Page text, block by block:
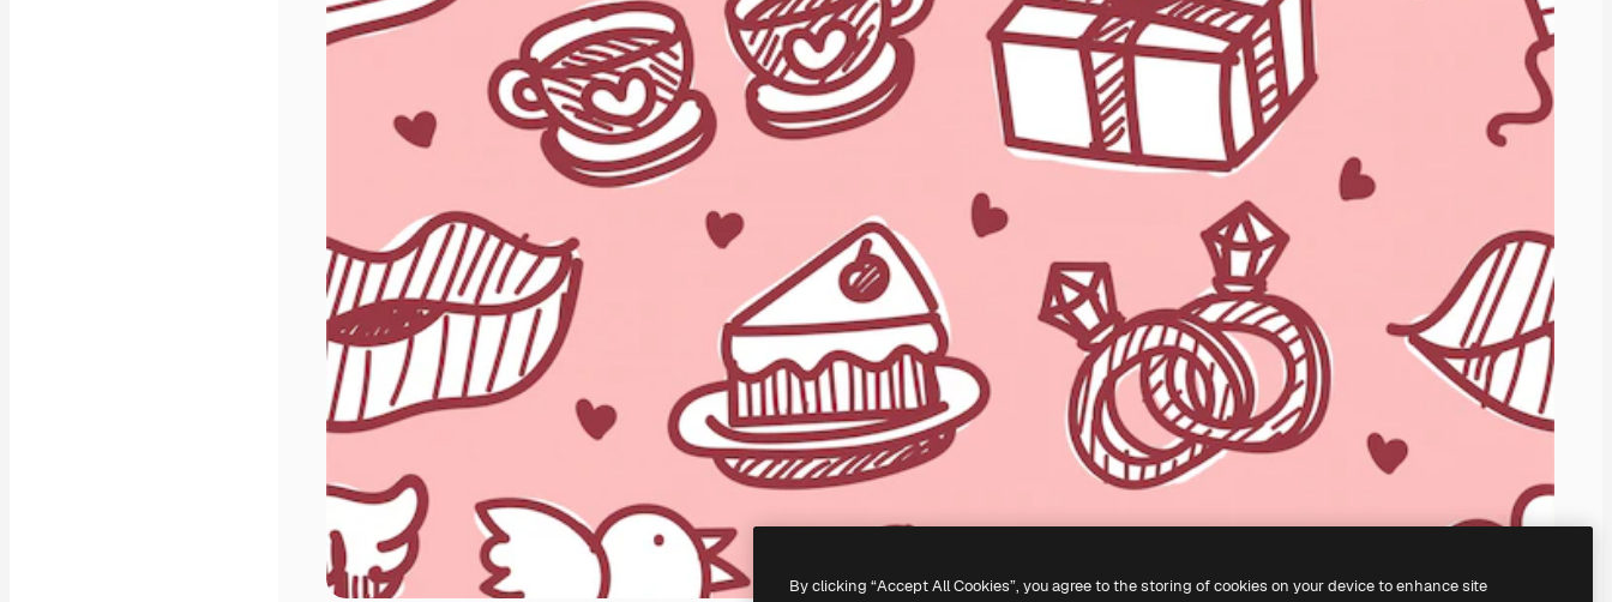
By clicking “Accept All Cookies”, you agree to the storing of cookies on your device to enhance site